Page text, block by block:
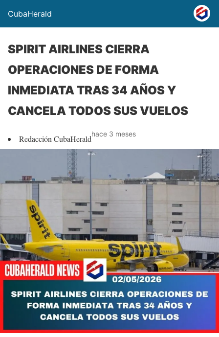
CubaHerald
SPIRIT AIRLINES CIERRA
OPERACIONES DE FORMA
INMEDIATA TRAS 34 AÑOS Y
CANCELA TODOS SUS VUELOS
Redacción CubaHeraldhace 3 meses